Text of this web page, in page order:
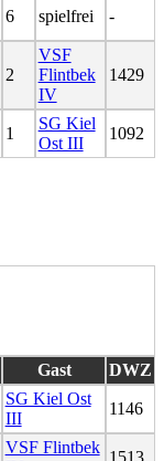
6 spielfrei -
2
VSF
Flintbek
IV
1429
1
SG Kiel
Ost III
1092
Gast DWZ
SG Kiel Ost
III
1146
VSF Flintbek
1513